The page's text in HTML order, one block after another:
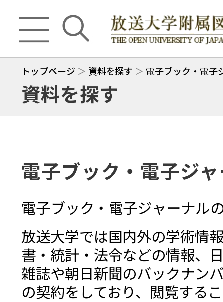
トップページ ＞ 資料を探す ＞ 電子ブック・電子
資料を探す
電子ブック・電子ジ
電子ブック・電子ジャーナル
放送大学では国内外の学術情
書・統計・法令などの情報、
雑誌や朝日新聞のバックナン
の契約をしており、閲覧する